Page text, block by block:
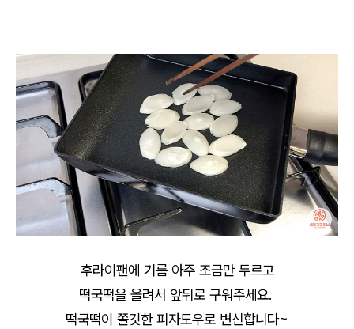
후라이팬에 기름 아주 조금만 두르고
떡국떡을 올려서 앞뒤로 구워주세요.
떡국떡이 쫄깃한 피자도우로 변신합니다~